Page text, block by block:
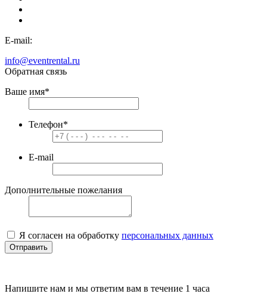
E-mail:
info@eventrental.ru
Обратная связь
Ваше имя*
Телефон*
E-mail
Дополнительные пожелания
Я согласен на обработку персональных данных
Отправить
Напишите нам и мы ответим вам в течение 1 часа